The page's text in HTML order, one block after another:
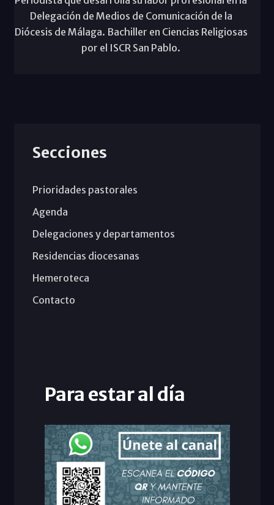
Delegación de Medios de Comunicación de la
Diócesis de Málaga. Bachiller en Ciencias Religiosas
por el ISCR San Pablo.
Secciones
Prioridades pastorales
Agenda
Delegaciones y departamentos
Residencias diocesanas
Hemeroteca
Contacto
Para estar al día